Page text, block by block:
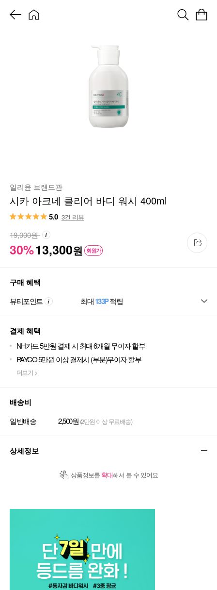
일리윤 브랜드관
시카 아크네 클리어 바디 워시 400ml
5.0 3건 리뷰
30%13,300원 회원가
19,000원
구매 혜택
뷰티포인트 최대133P적립
결제 혜택
NH카드 5만원 결제 시 최대 6개월 무이자 할부
PAYCO 5만원 이상 결제시 (부분)무이자 할부
더보기 >
배송비
일반배송 2,500원 (2만원 이상 무료배송)
상세정보
상품정보를 확대해서 볼 수 있어요